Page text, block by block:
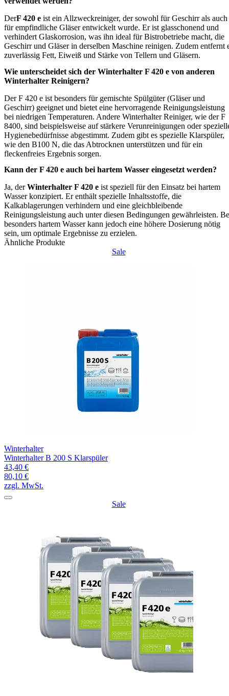
DerF 420 e ist ein Allzweckreiniger, der sowohl für Geschirr als auch
für empfindliche Gläser entwickelt wurde. Er ist glasschonend und
verhindert Glaskorrosion, was ihn ideal für Bistrobetriebe macht, die
Geschirr und Gläser in derselben Maschine reinigen. Zudem entfernt
zuverlässig Fett, Eiweiß und Stärke von Tellern und Gläsern.
Wie unterscheidet sich der Winterhalter F 420 e von anderen
Winterhalter Reinigern?
Der F 420 e ist besonders für gemischte Spülgüter (Gläser und
Geschirr) geeignet und bietet eine hervorragende Reinigungsleistung
bei niedrigen Temperaturen. Andere Winterhalter Reiniger, wie der F
8400, sind beispielsweise auf stärkere Verunreinigungen oder
Hygienebedürfnisse abgestimmt. Zudem gibt es spezielle Klarspüler,
wie den B100 N, die das Abtrocknen unterstützen und für ein
fleckenfreies Ergebnis sorgen.
Kann der F 420 e auch bei hartem Wasser eingesetzt werden?
Ja, derWinterhalter F 420 e ist speziell für den Einsatz bei hartem
Wasser konzipiert. Er enthält spezielle Inhaltsstoffe, die
Kalkablagerungen verhindern und eine gleichbleibende
Reinigungsleistung auch unter diesen Bedingungen gewährleisten.
besonders hartem Wasser kann jedoch eine höhere Dosierung nötig
sein, um optimale Ergebnisse zu erzielen.
Ähnliche Produkte
Sale
Winterhalter
Winterhalter B 200 S Klarspüler
43,40 €
80,10 €
zzgl. MwSt.
Sale